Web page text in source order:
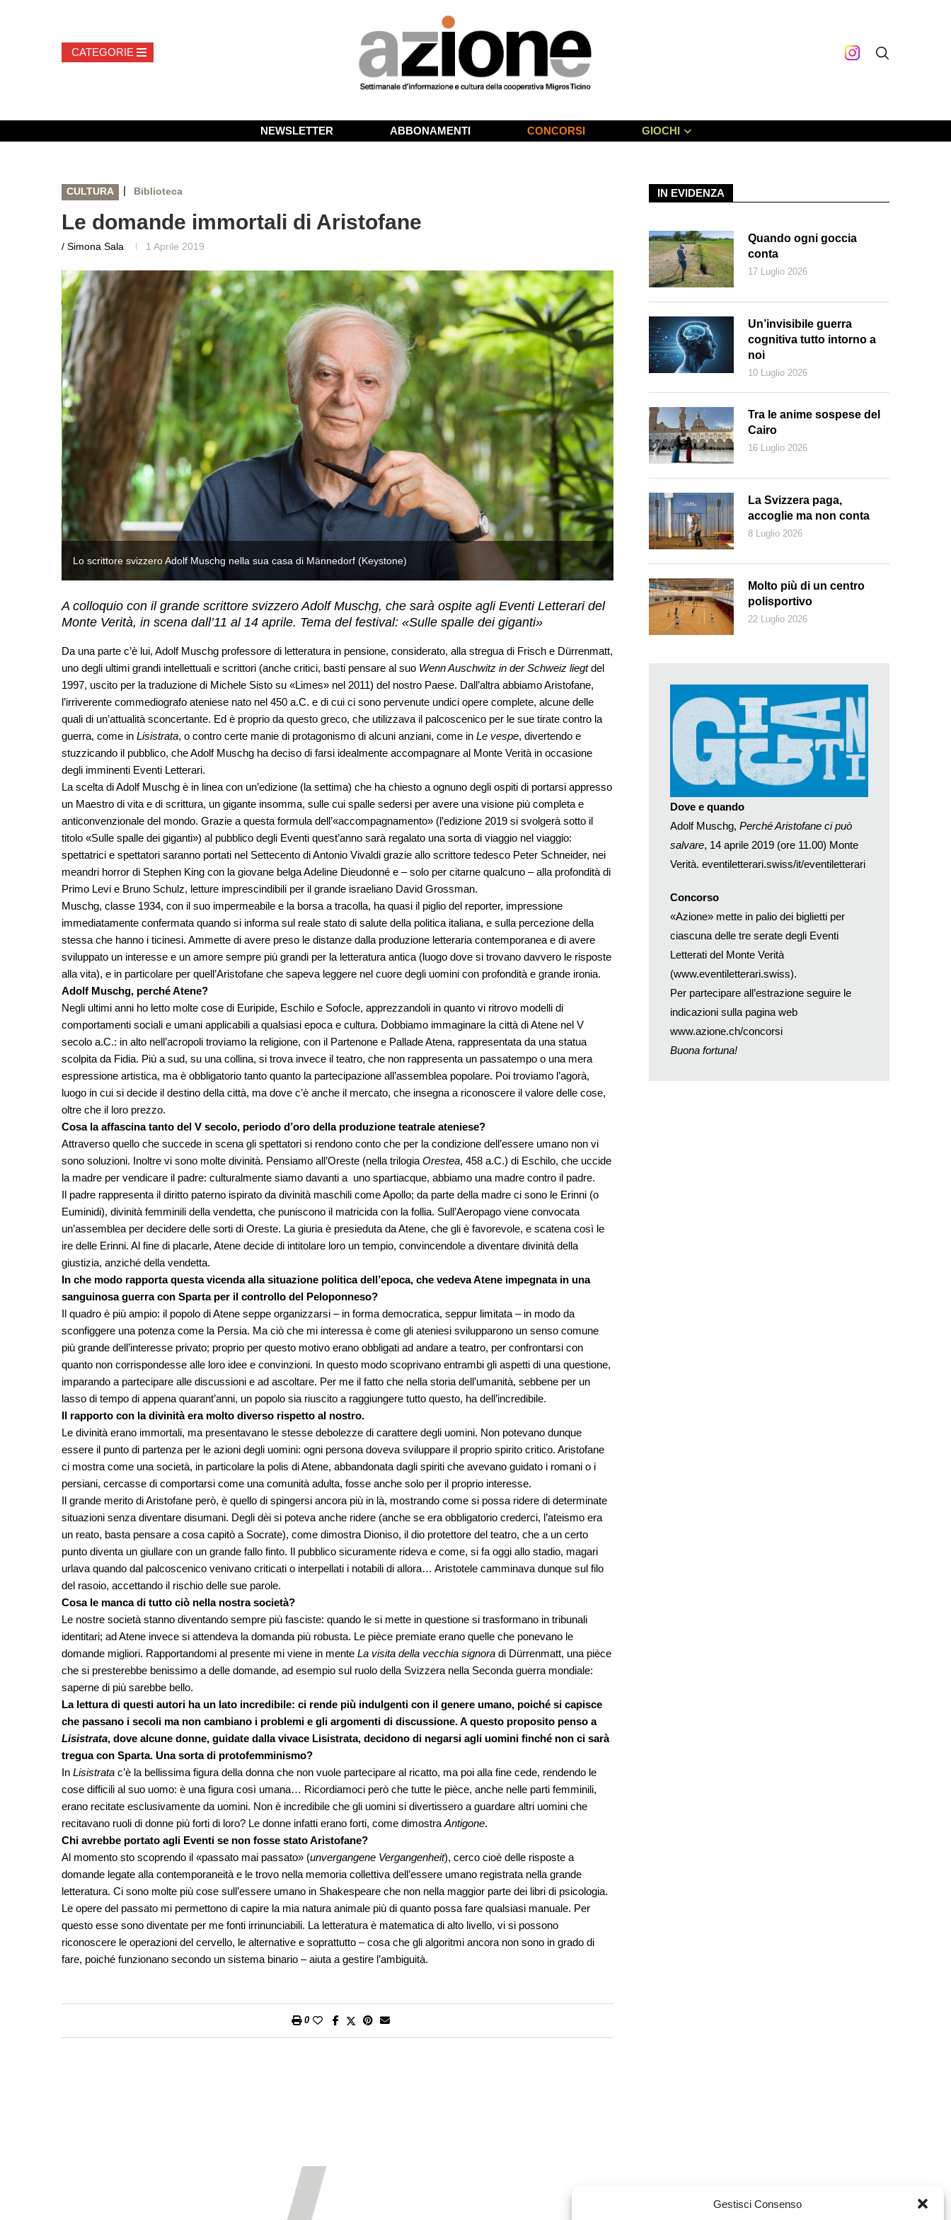
Gestisci Consenso
NEWSLETTER ABBONAMENTI CONCORSI GIOCHI
CULTURA | Biblioteca
Le domande immortali di Aristofane
/ Simona Sala 1 Aprile 2019
Lo scrittore svizzero Adolf Muschg nella sua casa di Männedorf (Keystone) Lo scrittore svizzero Adolf Muschg nella sua casa di Männedorf
A colloquio con il grande scrittore svizzero Adolf Muschg, che sarà ospite agli Eventi Letterari del
Monte Verità, in scena dall’11 al 14 aprile. Tema del festival: «Sulle spalle dei giganti»
Da una parte c’è lui, Adolf Muschg professore di letteratura in pensione, considerato, alla stregua di Frisch e Dürrenmatt,
uno degli ultimi grandi intellettuali e scrittori (anche critici, basti pensare al suo Wenn Auschwitz in der Schweiz liegtdel
1997, uscito per la traduzione di Michele Sisto su «Limes» nel 2011) del nostro Paese. Dall’altra abbiamo Aristofane,
l’irriverente commediografo ateniese nato nel 450 a.C. e di cui ci sono pervenute undici opere complete, alcune delle
quali di un’attualità sconcertante. Ed è proprio da questo greco, che utilizzava il palcoscenico per le sue tirate contro la
guerra, come in Lisistrata, o contro certe manie di protagonismo di alcuni anziani, come in Le vespe, divertendo e
stuzzicando il pubblico, che Adolf Muschg ha deciso di farsi idealmente accompagnare al Monte Verità in occasione
degli imminenti Eventi Letterari.
La scelta di Adolf Muschg è in linea con un’edizione (la settima) che ha chiesto a ognuno degli ospiti di portarsi appresso
un Maestro di vita e di scrittura, un gigante insomma, sulle cui spalle sedersi per avere una visione più completa e
anticonvenzionale del mondo. Grazie a questa formula dell’«accompagnamento» (l’edizione 2019 si svolgerà sotto il
titolo «Sulle spalle dei giganti») al pubblico degli Eventi quest’anno sarà regalato una sorta di viaggio nel viaggio:
spettatrici e spettatori saranno portati nel Settecento di Antonio Vivaldi grazie allo scrittore tedesco Peter Schneider, nei
meandri horror di Stephen King con la giovane belga Adeline Dieudonné e – solo per citarne qualcuno – alla profondità di
Primo Levi e Bruno Schulz, letture imprescindibili per il grande israeliano David Grossman.
Muschg, classe 1934, con il suo impermeabile e la borsa a tracolla, ha quasi il piglio del reporter, impressione
immediatamente confermata quando si informa sul reale stato di salute della politica italiana, e sulla percezione della
stessa che hanno i ticinesi. Ammette di avere preso le distanze dalla produzione letteraria contemporanea e di avere
sviluppato un interesse e un amore sempre più grandi per la letteratura antica (luogo dove si trovano davvero le risposte
alla vita), e in particolare per quell’Aristofane che sapeva leggere nel cuore degli uomini con profondità e grande ironia.
Adolf Muschg, perché Atene?
Negli ultimi anni ho letto molte cose di Euripide, Eschilo e Sofocle, apprezzandoli in quanto vi ritrovo modelli di
comportamenti sociali e umani applicabili a qualsiasi epoca e cultura. Dobbiamo immaginare la città di Atene nel V
secolo a.C.: in alto nell’acropoli troviamo la religione, con il Partenone e Pallade Atena, rappresentata da una statua
scolpita da Fidia. Più a sud, su una collina, si trova invece il teatro, che non rappresenta un passatempo o una mera
espressione artistica, ma è obbligatorio tanto quanto la partecipazione all’assemblea popolare. Poi troviamo l’agorà,
luogo in cui si decide il destino della città, ma dove c’è anche il mercato, che insegna a riconoscere il valore delle cose,
oltre che il loro prezzo.
Cosa la affascina tanto del V secolo, periodo d’oro della produzione teatrale ateniese?
Attraverso quello che succede in scena gli spettatori si rendono conto che per la condizione dell’essere umano non vi
sono soluzioni. Inoltre vi sono molte divinità. Pensiamo all’Oreste (nella trilogia Orestea, 458 a.C.) di Eschilo, che uccide
la madre per vendicare il padre: culturalmente siamo davanti a uno spartiacque, abbiamo una madre contro il padre.
Il padre rappresenta il diritto paterno ispirato da divinità maschili come Apollo; da parte della madre ci sono le Erinni (o
Euminidi), divinità femminili della vendetta, che puniscono il matricida con la follia. Sull’Aeropago viene convocata
un’assemblea per decidere delle sorti di Oreste. La giuria è presieduta da Atene, che gli è favorevole, e scatena così le
ire delle Erinni. Al fine di placarle, Atene decide di intitolare loro un tempio, convincendole a diventare divinità della
giustizia, anziché della vendetta.
In che modo rapporta questa vicenda alla situazione politica dell’epoca, che vedeva Atene impegnata in una
sanguinosa guerra con Sparta per il controllo del Peloponneso?
Il quadro è più ampio: il popolo di Atene seppe organizzarsi – in forma democratica, seppur limitata – in modo da
sconfiggere una potenza come la Persia. Ma ciò che mi interessa è come gli ateniesi svilupparono un senso comune
più grande dell’interesse privato; proprio per questo motivo erano obbligati ad andare a teatro, per confrontarsi con
quanto non corrispondesse alle loro idee e convinzioni. In questo modo scoprivano entrambi gli aspetti di una questione,
imparando a partecipare alle discussioni e ad ascoltare. Per me il fatto che nella storia dell’umanità, sebbene per un
lasso di tempo di appena quarant’anni, un popolo sia riuscito a raggiungere tutto questo, ha dell’incredibile.
Il rapporto con la divinità era molto diverso rispetto al nostro.
Le divinità erano immortali, ma presentavano le stesse debolezze di carattere degli uomini. Non potevano dunque
essere il punto di partenza per le azioni degli uomini: ogni persona doveva sviluppare il proprio spirito critico. Aristofane
ci mostra come una società, in particolare la polis di Atene, abbandonata dagli spiriti che avevano guidato i romani o i
persiani, cercasse di comportarsi come una comunità adulta, fosse anche solo per il proprio interesse.
Il grande merito di Aristofane però, è quello di spingersi ancora più in là, mostrando come si possa ridere di determinate
situazioni senza diventare disumani. Degli dèi si poteva anche ridere (anche se era obbligatorio crederci, l’ateismo era
un reato, basta pensare a cosa capitò a Socrate), come dimostra Dioniso, il dio protettore del teatro, che a un certo
punto diventa un giullare con un grande fallo finto. Il pubblico sicuramente rideva e come, si fa oggi allo stadio, magari
urlava quando dal palcoscenico venivano criticati o interpellati i notabili di allora… Aristotele camminava dunque sul filo
del rasoio, accettando il rischio delle sue parole.
Cosa le manca di tutto ciò nella nostra società?
Le nostre società stanno diventando sempre più fasciste: quando le si mette in questione si trasformano in tribunali
identitari; ad Atene invece si attendeva la domanda più robusta. Le pièce premiate erano quelle che ponevano le
domande migliori. Rapportandomi al presente mi viene in mente La visita della vecchia signora di Dürrenmatt, una pièce
che si presterebbe benissimo a delle domande, ad esempio sul ruolo della Svizzera nella Seconda guerra mondiale:
saperne di più sarebbe bello.
La lettura di questi autori ha un lato incredibile: ci rende più indulgenti con il genere umano, poiché si capisce
che passano i secoli ma non cambiano i problemi e gli argomenti di discussione. A questo proposito penso a
Lisistrata, dove alcune donne, guidate dalla vivace Lisistrata, decidono di negarsi agli uomini finché non ci sarà
tregua con Sparta. Una sorta di protofemminismo?
In Lisistrata c’è la bellissima figura della donna che non vuole partecipare al ricatto, ma poi alla fine cede, rendendo le
cose difficili al suo uomo: è una figura così umana… Ricordiamoci però che tutte le pièce, anche nelle parti femminili,
erano recitate esclusivamente da uomini. Non è incredibile che gli uomini si divertissero a guardare altri uomini che
recitavano ruoli di donne più forti di loro? Le donne infatti erano forti, come dimostra Antigone.
Chi avrebbe portato agli Eventi se non fosse stato Aristofane?
Al momento sto scoprendo il «passato mai passato» (unvergangene Vergangenheit), cerco cioè delle risposte a
domande legate alla contemporaneità e le trovo nella memoria collettiva dell’essere umano registrata nella grande
letteratura. Ci sono molte più cose sull’essere umano in Shakespeare che non nella maggior parte dei libri di psicologia.
Le opere del passato mi permettono di capire la mia natura animale più di quanto possa fare qualsiasi manuale. Per
questo esse sono diventate per me fonti irrinunciabili. La letteratura è matematica di alto livello, vi si possono
riconoscere le operazioni del cervello, le alternative e soprattutto – cosa che gli algoritmi ancora non sono in grado di
fare, poiché funzionano secondo un sistema binario – aiuta a gestire l’ambiguità.
0
IN EVIDENZA
Quando ogni goccia
conta
17 Luglio 2026
Un’invisibile guerra
cognitiva tutto intorno a
noi
10 Luglio 2026
Tra le anime sospese del
Cairo
16 Luglio 2026
La Svizzera paga,
accoglie ma non conta
8 Luglio 2026
Molto più di un centro
polisportivo
22 Luglio 2026
Dove e quando
Adolf Muschg, Perché Aristofane ci può
salvare, 14 aprile 2019 (ore 11.00) Monte
Verità. eventiletterari.swiss/it/eventiletterari
Concorso
«Azione» mette in palio dei biglietti per
ciascuna delle tre serate degli Eventi
Letterati del Monte Verità
(www.eventiletterari.swiss).
Per partecipare all’estrazione seguire le
indicazioni sulla pagina web
www.azione.ch/concorsi
Buona fortuna!